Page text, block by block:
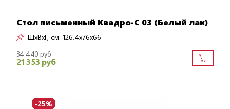
Стол письменный Квадро-С 03 (Белый лак)
ШxВxГ, см: 126.4x76x66
34 440 руб
21 353 руб
-25%